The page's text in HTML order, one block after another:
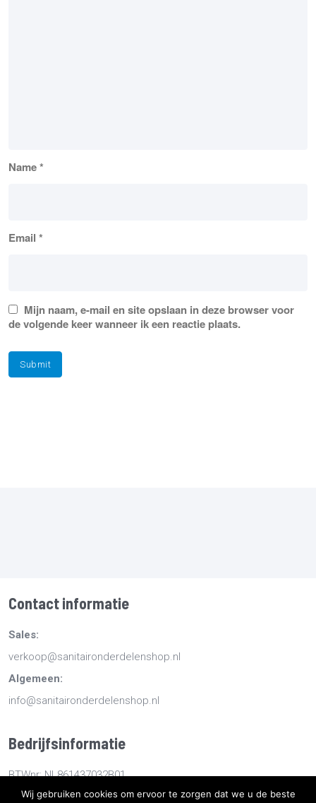
Name*
Email *
Mijn naam, e-mail en site opslaan in deze browser voor
de volgende keer wanneer ik een reactie plaats.
Contact informatie
Sales:
verkoop@sanitaironderdelenshop.nl
Algemeen:
info@sanitaironderdelenshop.nl
Bedrijfsinformatie
BTWnr: NL861437032B01
KvKnr: 78527112
Wij gebruiken cookies om ervoor te zorgen dat we u de beste